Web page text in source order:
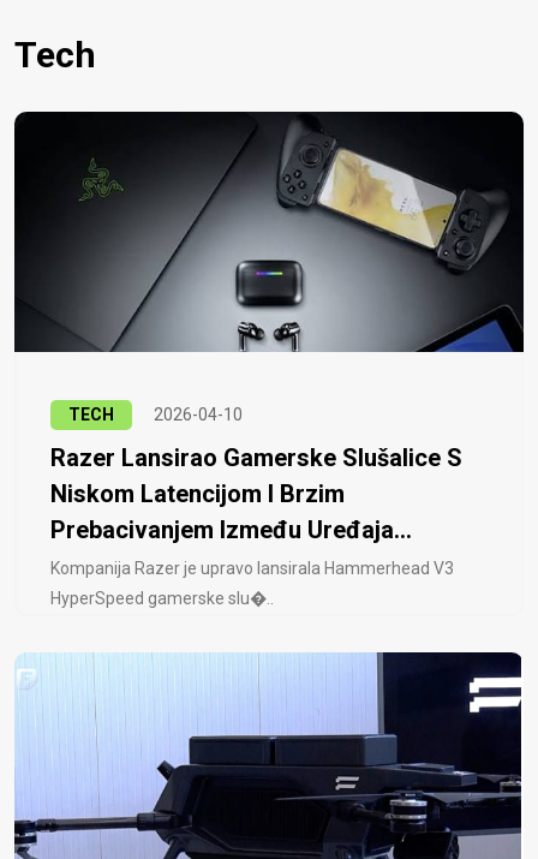
Tech
TECH 2026-04-10
Razer Lansirao Gamerske Slušalice S
Niskom Latencijom I Brzim
Prebacivanjem Između Uređaja...
Kompanija Razer je upravo lansirala Hammerhead V3
HyperSpeed ​​gamerske slu�..